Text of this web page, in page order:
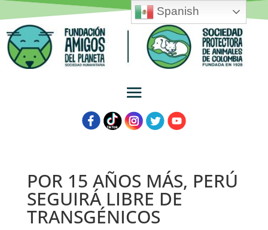
POR 15 AÑOS MÁS, PERÚ
SEGUIRÁ LIBRE DE
TRANSGÉNICOS
Spanish